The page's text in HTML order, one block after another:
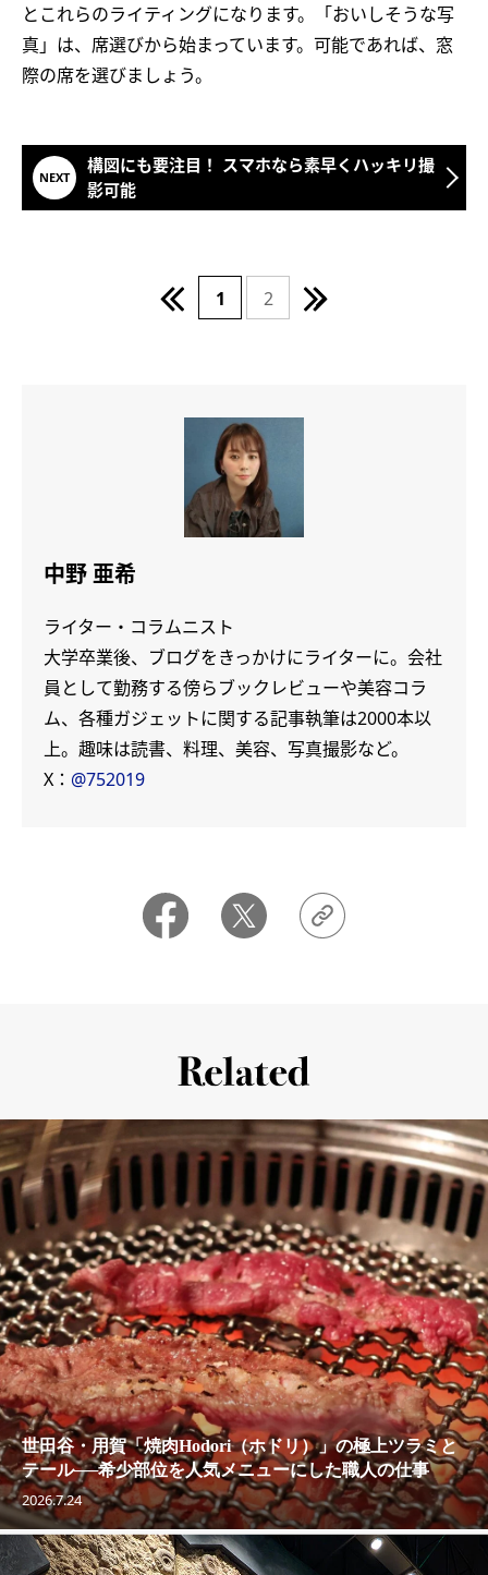
とこれらのライティングになります。「おいしそうな写
真」は、席選びから始まっています。可能であれば、窓
際の席を選びましょう。
構図にも要注目！ スマホなら素早くハッキリ撮
影可能
1 2
中野 亜希
ライター・コラムニスト
大学卒業後、ブログをきっかけにライターに。会社
員として勤務する傍らブックレビューや美容コラ
ム、各種ガジェットに関する記事執筆は2000本以
上。趣味は読書、料理、美容、写真撮影など。
X： @752019
世田谷・用賀「焼肉Hodori（ホドリ）」の極上ツラミと
テール──希少部位を人気メニューにした職人の仕事
2026.7.24